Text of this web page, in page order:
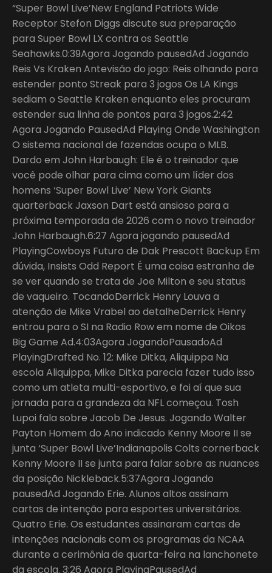
“Super Bowl Live’New England Patriots Wide
Receptor Stefon Diggs discute sua preparação
para Super Bowl LX contra os Seattle
Seahawks.0:39Agora Jogando pausedAd Jogando
Reis Vs Kraken Antevisão do jogo: Reis olhando para
estender ponto Streak para 3 jogos Os LA Kings
sediam o Seattle Kraken enquanto eles procuram
estender sua linha de pontos para 3 jogos.2:42
Agora Jogando PausedAd Playing Onde Washington
O sistema nacional de fazendas ocupa o MLB.
Dardo em John Harbaugh: Ele é o treinador que
você pode olhar para cima como um líder dos
homens ‘Super Bowl Live’ New York Giants
quarterback Jaxson Dart está ansioso para a
próxima temporada de 2026 com o novo treinador
John Harbaugh.6:27 Agora jogando pausedAd
PlayingCowboys Futuro de Dak Prescott Backup Em
dúvida, Insists Odd Report É uma coisa estranha de
se ver quando se trata de Joe Milton e seu status
de vaqueiro. TocandoDerrick Henry Louva a
atenção de Mike Vrabel ao detalheDerrick Henry
entrou para o SI na Radio Row em nome de Oikos
Big Game Ad.4:03Agora JogandoPausadoAd
PlayingDrafted No. 12: Mike Ditka, Aliquippa Na
escola Aliquippa, Mike Ditka parecia fazer tudo isso
como um atleta multi-esportivo, e foi aí que sua
jornada para a grandeza da NFL começou. Tosh
Lupoi fala sobre Jacob De Jesus. Jogando Walter
Payton Homem do Ano indicado Kenny Moore II se
junta ‘Super Bowl Live’Indianapolis Colts cornerback
Kenny Moore II se junta para falar sobre as nuances
da posição Nickleback.5:37Agora Jogando
pausedAd Jogando Erie. Alunos altos assinam
cartas de intenção para esportes universitários.
Quatro Erie. Os estudantes assinaram cartas de
intenções nacionais com os programas da NCAA
durante a cerimônia de quarta-feira na lanchonete
da escola. 3:26 Agora PlayingPausedAd